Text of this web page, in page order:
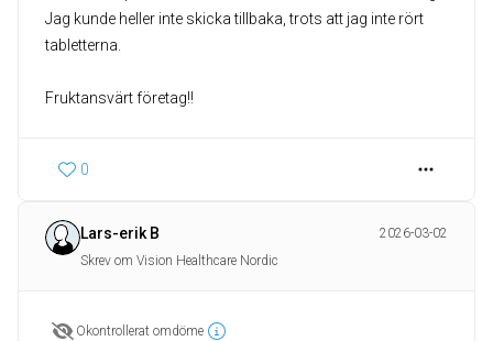
Jag kunde heller inte skicka tillbaka, trots att jag inte rört
tabletterna.
Fruktansvärt företag!!
0
Lars-erik B
2026-03-02
Skrev om Vision Healthcare Nordic
Okontrollerat omdöme